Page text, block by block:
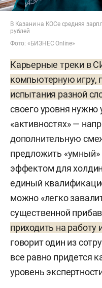
В Казани на КОСе средняя
рублей
Фото: «БИЗНЕС Online»
Карьерные треки в
компьютерную игру,
испытания разной
своего уровня нужно
«активностях» —
дополнительную
предложить
эффектом для
единый
можно «легко
существенной
приходить на работу
говорит один из
все равно придется
уровень